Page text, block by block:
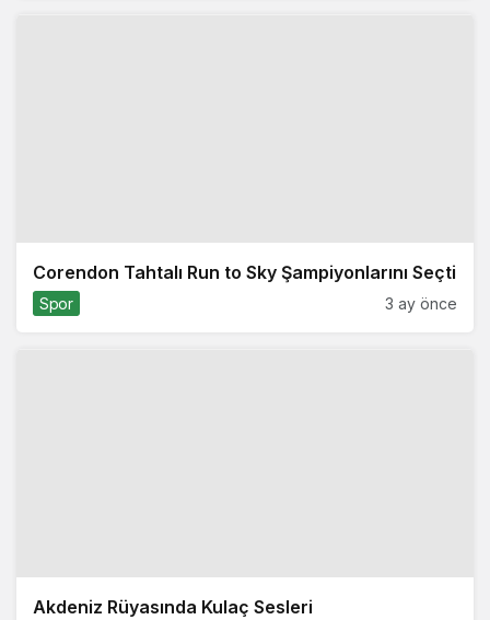
Corendon Tahtalı Run to Sky Şampiyonlarını Seçti
Spor 3 ay önce
Akdeniz Rüyasında Kulaç Sesleri